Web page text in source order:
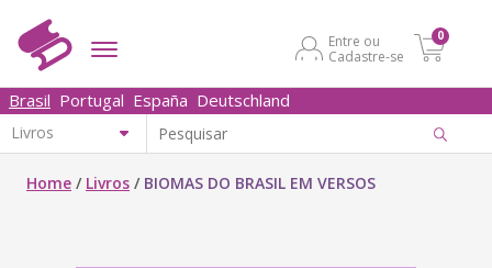
Entre ou
Cadastre-se
0
Brasil Portugal España Deutschland
Home / Livros / BIOMAS DO BRASIL EM VERSOS